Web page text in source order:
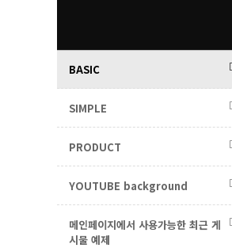
BASIC
SIMPLE
PRODUCT
YOUTUBE background
메인페이지에서 사용가능한 최근 게
시물 예제